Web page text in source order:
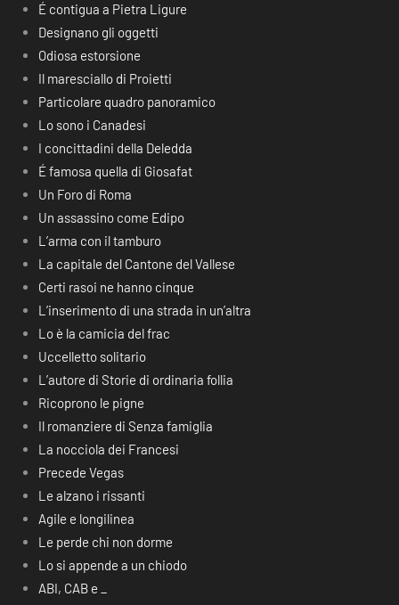
É contigua a Pietra Ligure
Designano gli oggetti
Odiosa estorsione
Il maresciallo di Proietti
Particolare quadro panoramico
Lo sono i Canadesi
I concittadini della Deledda
É famosa quella di Giosafat
Un Foro di Roma
Un assassino come Edipo
L’arma con il tamburo
La capitale del Cantone del Vallese
Certi rasoi ne hanno cinque
L’inserimento di una strada in un’altra
Lo è la camicia del frac
Uccelletto solitario
L’autore di Storie di ordinaria follia
Ricoprono le pigne
Il romanziere di Senza famiglia
La nocciola dei Francesi
Precede Vegas
Le alzano i rissanti
Agile e longilinea
Le perde chi non dorme
Lo si appende a un chiodo
ABI, CAB e _